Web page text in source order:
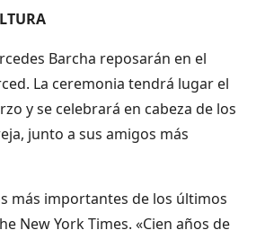
Barcha reposarán en el
La ceremonia tendrá lugar el
y se celebrará en cabeza de los
junto a sus amigos más
más importantes de los últimos
New York Times. «Cien años de